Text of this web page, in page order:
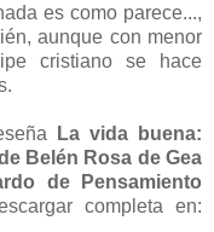
es como parece...,
aunque con menor
cristiano se hace
La vida buena:
Belén Rosa de Gea
de Pensamiento
completa en: